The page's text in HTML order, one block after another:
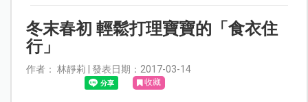
冬末春初 輕鬆打理寶寶的「食衣住
行」
作者： 林靜莉 | 發表日期：2017-03-14
收藏